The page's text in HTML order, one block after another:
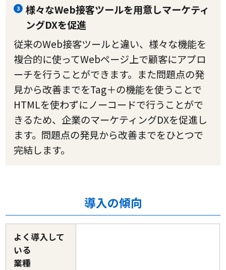
3
様々なWeb接客ツールを用意しマーケティ
ングDXを促進
従来のWeb接客ツールと違い、様々な機能を
複合的に使ってWebページ上で顧客にアプロ
ーチを行うことができます。また問題点の発
見から改善までをTag＋の機能を使うことで
HTMLを使わずにノーコードで行うことがで
きるため、企業のマーケティングDXを促進し
ます。問題点の発見から改善までをひとつで
完結します。
導入の傾向
よく導入して
いる
業種